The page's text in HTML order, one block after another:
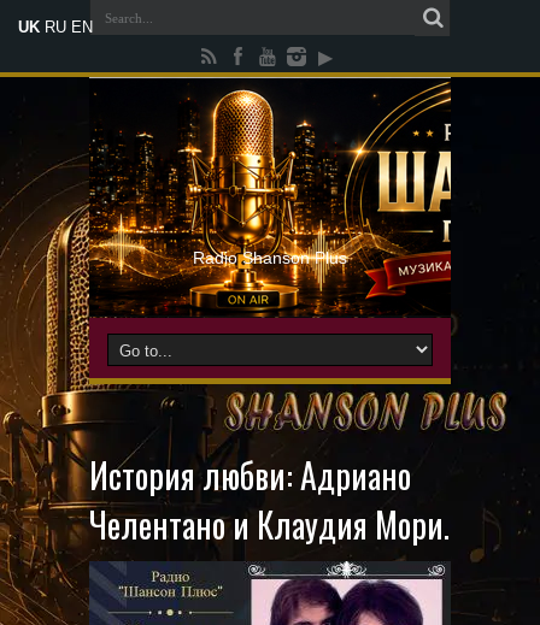
Radio Shanson Plus
История любви: Адриано
Челентано и Клаудия Мори.
UK RU EN